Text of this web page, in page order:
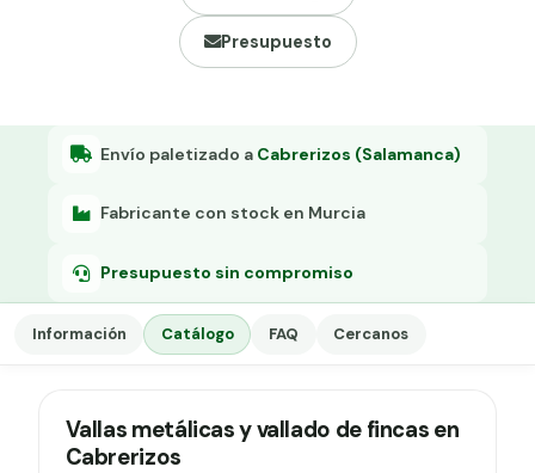
Grapadora
Tensor galvanizado
Presupuesto
Envío paletizado a Cabrerizos (Salamanca)
Fabricante con stock en Murcia
Presupuesto sin compromiso
Información Catálogo FAQ Cercanos
Vallas metálicas y vallado de fincas en
Cabrerizos